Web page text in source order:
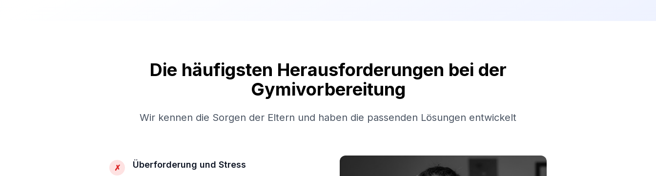
Die häufigsten Herausforderungen bei der
Gymivorbereitung
Wir kennen die Sorgen der Eltern und haben die passenden Lösungen entwickelt
✗ Überforderung und Stress